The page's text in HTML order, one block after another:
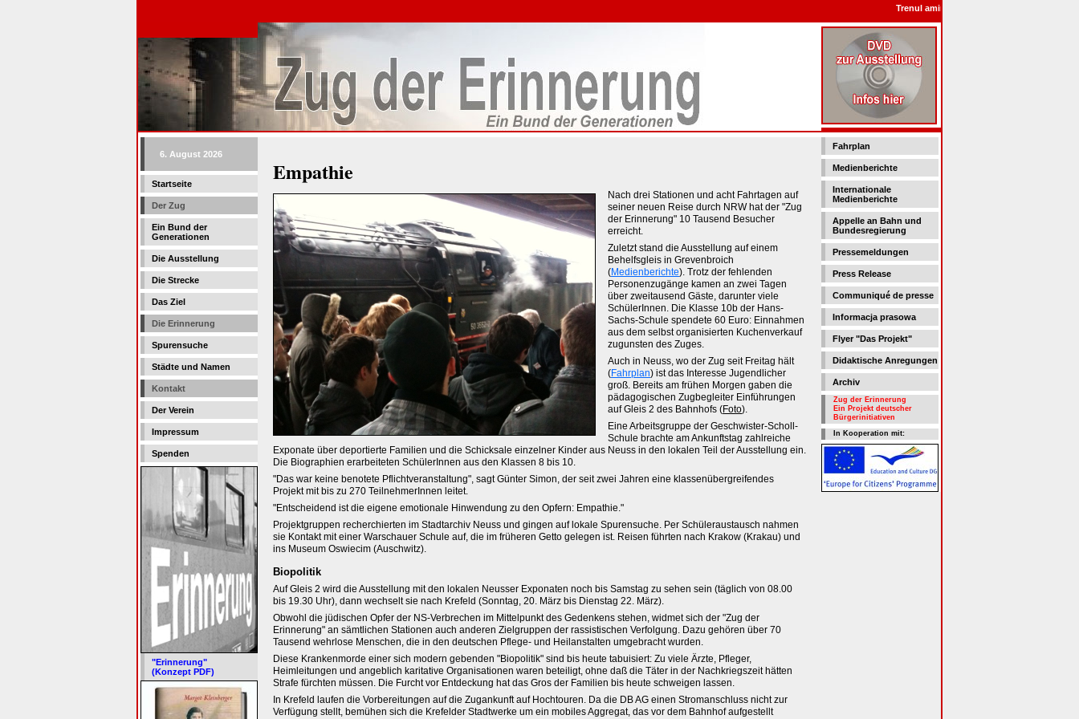
Trenul amintirilor - Поезд воспоминания
6. August 2026
Startseite
Der Zug
Ein Bund der
Generationen
Die Ausstellung
Die Strecke
Das Ziel
Die Erinnerung
Spurensuche
Städte und Namen
Kontakt
Der Verein
Impressum
Spenden
"Erinnerung"
(Konzept PDF)
Fahrplan
Medienberichte
Internationale
Medienberichte
Appelle an Bahn und
Bundesregierung
Pressemeldungen
Press Release
Communiqué de presse
Informacja prasowa
Flyer "Das Projekt"
Didaktische Anregungen
Archiv
Zug der Erinnerung
Ein Projekt deutscher
Bürgerinitiativen
In Kooperation mit:
Empathie
Nach drei Stationen und acht Fahrtagen auf
seiner neuen Reise durch NRW hat der "Zug
der Erinnerung" 10 Tausend Besucher
erreicht.
Zuletzt stand die Ausstellung auf einem
Behelfsgleis in Grevenbroich
(Medienberichte). Trotz der fehlenden
Personenzugänge kamen an zwei Tagen
über zweitausend Gäste, darunter viele
SchülerInnen. Die Klasse 10b der Hans-
Sachs-Schule spendete 60 Euro: Einnahmen
aus dem selbst organisierten Kuchenverkauf
zugunsten des Zuges.
Auch in Neuss, wo der Zug seit Freitag hält
(Fahrplan) ist das Interesse Jugendlicher
groß. Bereits am frühen Morgen gaben die
pädagogischen Zugbegleiter Einführungen
auf Gleis 2 des Bahnhofs (Foto).
Eine Arbeitsgruppe der Geschwister-Scholl-
Schule brachte am Ankunftstag zahlreiche
Exponate über deportierte Familien und die Schicksale einzelner Kinder aus Neuss in den lokalen Teil der Ausstellung ein.
Die Biographien erarbeiteten SchülerInnen aus den Klassen 8 bis 10.
"Das war keine benotete Pflichtveranstaltung", sagt Günter Simon, der seit zwei Jahren eine klassenübergreifendes
Projekt mit bis zu 270 TeilnehmerInnen leitet.
"Entscheidend ist die eigene emotionale Hinwendung zu den Opfern: Empathie."
Projektgruppen recherchierten im Stadtarchiv Neuss und gingen auf lokale Spurensuche. Per Schüleraustausch nahmen
sie Kontakt mit einer Warschauer Schule auf, die im früheren Getto gelegen ist. Reisen führten nach Krakow (Krakau) und
ins Museum Oswiecim (Auschwitz).
Biopolitik
Auf Gleis 2 wird die Ausstellung mit den lokalen Neusser Exponaten noch bis Samstag zu sehen sein (täglich von 08.00
bis 19.30 Uhr), dann wechselt sie nach Krefeld (Sonntag, 20. März bis Dienstag 22. März).
Obwohl die jüdischen Opfer der NS-Verbrechen im Mittelpunkt des Gedenkens stehen, widmet sich der "Zug der
Erinnerung" an sämtlichen Stationen auch anderen Zielgruppen der rassistischen Verfolgung. Dazu gehören über 70
Tausend wehrlose Menschen, die in den deutschen Pflege- und Heilanstalten umgebracht wurden.
Diese Krankenmorde einer sich modern gebenden "Biopolitik" sind bis heute tabuisiert: Zu viele Ärzte, Pfleger,
Heimleitungen und angeblich karitative Organisationen waren beteiligt, ohne daß die Täter in der Nachkriegszeit hätten
Strafe fürchten müssen. Die Furcht vor Entdeckung hat das Gros der Familien bis heute schweigen lassen.
In Krefeld laufen die Vorbereitungen auf die Zugankunft auf Hochtouren. Da die DB AG einen Stromanschluss nicht zur
Verfügung stellt, bemühen sich die Krefelder Stadtwerke um ein mobiles Aggregat, das vor dem Bahnhof aufgestellt